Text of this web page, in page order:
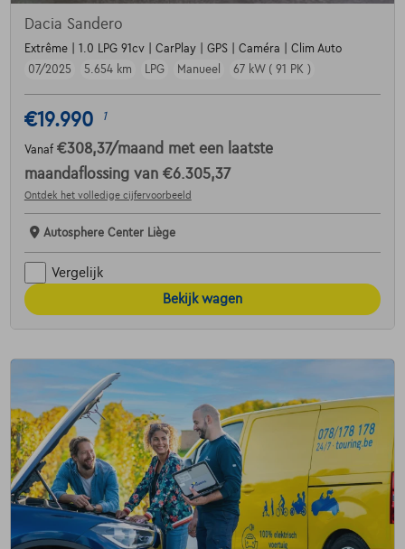
Dacia Sandero
Extrême | 1.0 LPG 91cv | CarPlay | GPS | Caméra | Clim Auto
07/2025
5.654 km LPG Manueel 67 kW ( 91 PK )
€19.990 1
Vanaf €308,37/maand met een laatste
maandaflossing van €6.305,37
Ontdek het volledige cijfervoorbeeld
Autosphere Center Liège
Vergelijk
Bekijk wagen